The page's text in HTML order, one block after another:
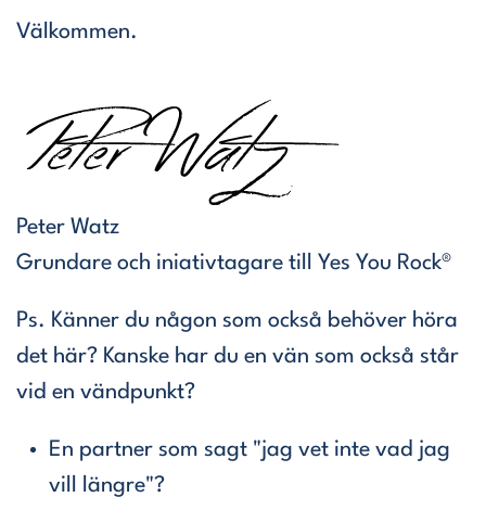
Välkommen.
Peter Watz
Grundare och iniativtagare till Yes You Rock®
Ps. Känner du någon som också behöver höra
det här? Kanske har du en vän som också står
vid en vändpunkt?
En partner som sagt "jag vet inte vad jag
vill längre"?